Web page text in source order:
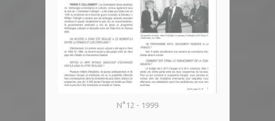
N°12 - 1999